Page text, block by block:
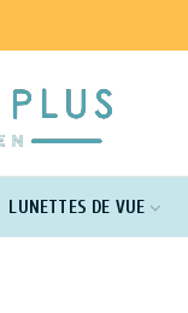
LUNETTES DE VUE